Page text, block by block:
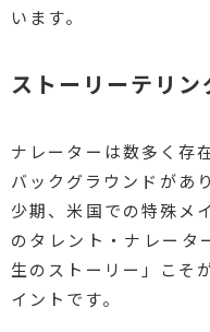
います。
ストーリーテリン
ナレーターは数多く存
バックグラウンドがあ
少期、米国での特殊メ
のタレント・ナレータ
生のストーリー」こそ
イントです。